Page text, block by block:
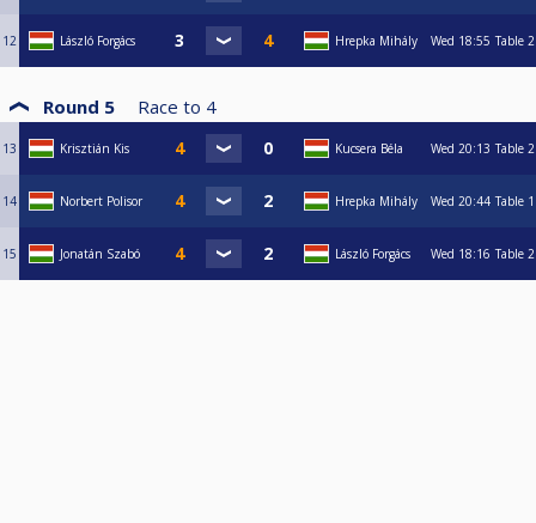
12 László Forgács Hrepka Mihály Wed 18:55 Table 2
Round 5 Race to 4
13 Krisztián Kis Kucsera Béla Wed 20:13 Table 2
14 Norbert Polisor Hrepka Mihály Wed 20:44 Table 1
15 Jonatán Szabó László Forgács Wed 18:16 Table 2